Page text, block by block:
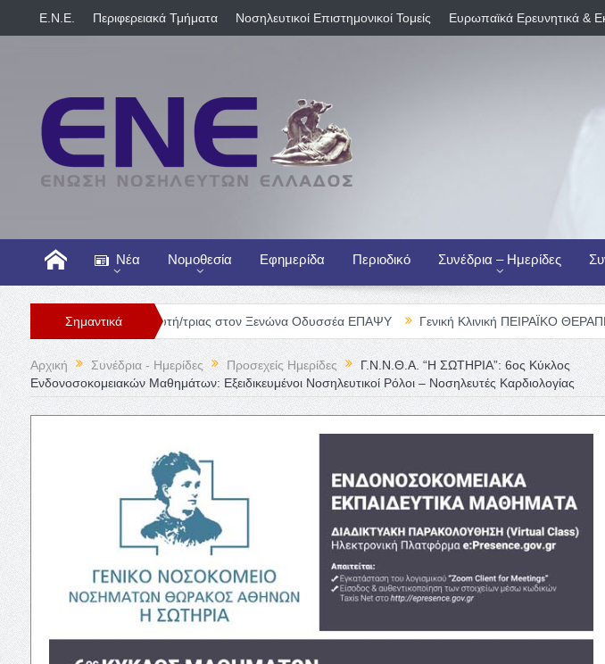
E.N.E. Περιφερειακά Τμήματα Νοσηλευτικοί Επιστημονικοί Τομείς Ευρωπαϊκά Ερευνητικά &
Νέα Νομοθεσία Εφημερίδα Περιοδικό Συνέδρια – Ημερίδες
Σημαντικά
Θέση Νοσηλευτή/τριας στον Ξενώνα Οδυσσέα ΕΠΑΨΥ Γενική Κλινική ΠΕΙΡΑΪΚΟ ΘΕΡΑΠΕΥΤΗΡΙΟ Α.
Αρχική Συνέδρια - Ημερίδες Προσεχείς Ημερίδες
Γ.Ν.Ν.Θ.Α. “Η ΣΩΤΗΡΙΑ”: 6ος Κύκλος
Ενδονοσοκομειακών Μαθημάτων: Εξειδικευμένοι Νοσηλευτικοί Ρόλοι – Νοσηλευτές Καρδιολογίας